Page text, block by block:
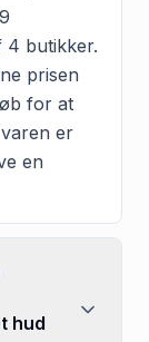
4 butikker.
prisen
for at
er
en
hud